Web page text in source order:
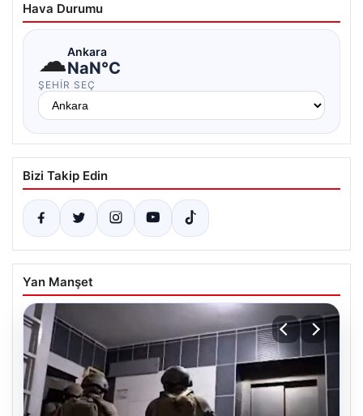
Hava Durumu
☁Ankara
NaN°C
ŞEHIR SEÇ
Bizi Takip Edin
Yan Manşet